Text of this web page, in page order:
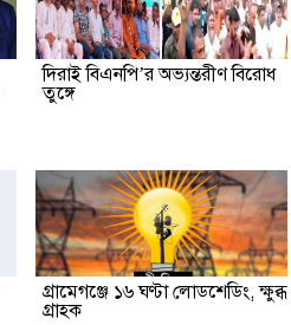
দিরাই বিএনপি’র অভ্যন্তরীণ বিরোধ
তুঙ্গে
গ্রামেগঞ্জে ১৬ ঘণ্টা লোডশেডিং, ক্ষুব্ধ
গ্রাহক